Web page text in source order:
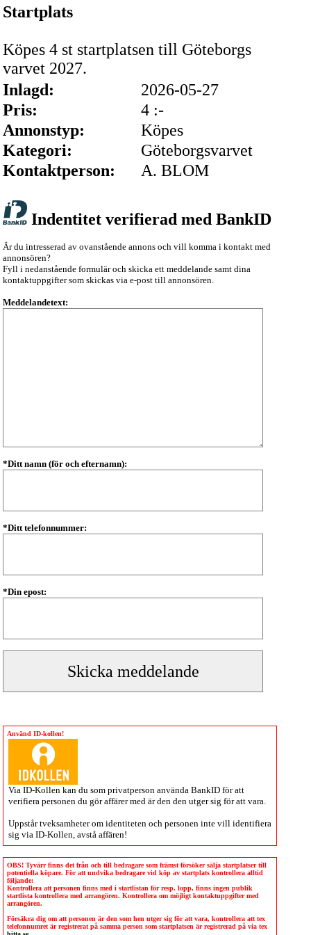
Startplats
Köpes 4 st startplatsen till Göteborgs
varvet 2027.
Inlagd:
2026-05-27
Pris:
4 :-
Annonstyp:
Köpes
Kategori:
Göteborgsvarvet
Kontaktperson:
A. BLOM
Indentitet verifierad med BankID
Är du intresserad av ovanstående annons och vill komma i kontakt med
annonsören?
Fyll i nedanstående formulär och skicka ett meddelande samt dina
kontaktuppgifter som skickas via e-post till annonsören.
Meddelandetext:
*Ditt namn (för och efternamn):
*Ditt telefonnummer:
*Din epost:
Använd ID-kollen!
Via ID-Kollen kan du som privatperson använda BankID för att
verifiera personen du gör affärer med är den den utger sig för att vara.
Uppstår tveksamheter om identiteten och personen inte vill identifiera
sig via ID-Kollen , avstå affären!
OBS! Tyvärr finns det från och till bedragare som främst försöker sälja startplatser till
potentiella köpare. För att undvika bedragare vid köp av startplats kontrollera alltid
följande:
Kontrollera att personen finns med i startlistan för resp. lopp, finns ingen publik
startlista kontrollera med arrangören. Kontrollera om möjligt kontaktuppgifter med
arrangören.
Försäkra dig om att personen är den som hen utger sig för att vara, kontrollera att tex
telefonnumret är registrerat på samma person som startplatsen är registrerad på via tex